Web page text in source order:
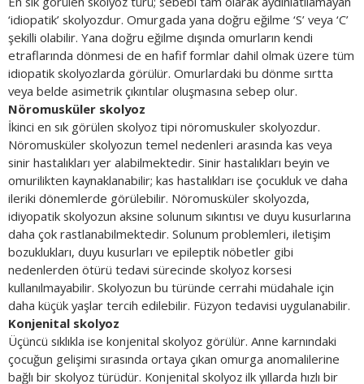
‘idiopatik’ skolyozdur. Omurgada yana doğru eğilme ‘S’ veya ‘C’
şekilli olabilir. Yana doğru eğilme dışında omurların kendi
etraflarında dönmesi de en hafif formlar dahil olmak üzere tüm
idiopatik skolyozlarda görülür. Omurlardaki bu dönme sırtta
veya belde asimetrik çıkıntılar oluşmasına sebep olur.
Nöromusküler skolyoz
İkinci en sık görülen skolyoz tipi nöromuskuler skolyozdur.
Nöromusküler skolyozun temel nedenleri arasında kas veya
sinir hastalıkları yer alabilmektedir. Sinir hastalıkları beyin ve
omurilikten kaynaklanabilir; kas hastalıkları ise çocukluk ve daha
ileriki dönemlerde görülebilir. Nöromusküler skolyozda,
idiyopatik skolyozun aksine solunum sıkıntısı ve duyu kusurlarına
daha çok rastlanabilmektedir. Solunum problemleri, iletişim
bozuklukları, duyu kusurları ve epileptik nöbetler gibi
nedenlerden ötürü tedavi sürecinde skolyoz korsesi
kullanılmayabilir. Skolyozun bu türünde cerrahi müdahale için
daha küçük yaşlar tercih edilebilir. Füzyon tedavisi uygulanabilir.
Konjenital skolyoz
Üçüncü sıklıkla ise konjenital skolyoz görülür. Anne karnındaki
çocuğun gelişimi sırasında ortaya çıkan omurga anomalilerine
bağlı bir skolyoz türüdür. Konjenital skolyoz ilk yıllarda hızlı bir